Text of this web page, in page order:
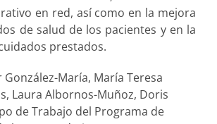
en red, así como en la mejora
de salud de los pacientes y en la
prestados.
González-María, María Teresa
, Laura Albornos-Muñoz, Doris
de Trabajo del Programa de